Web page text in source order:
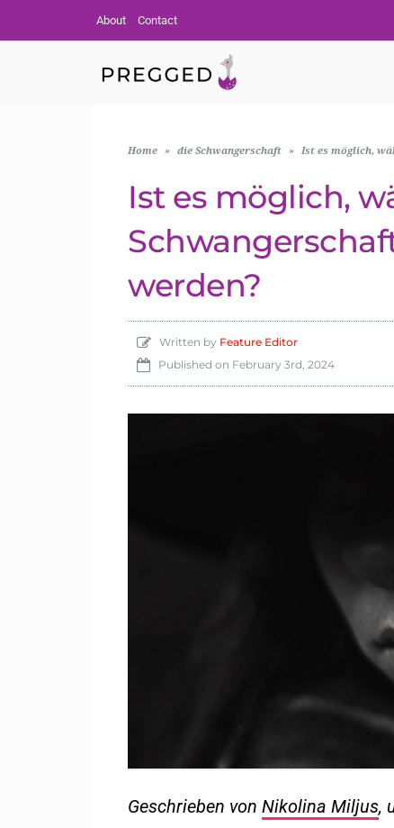
About
Contact
Home » die Schwangerschaft » Ist es möglich,
Ist es möglich,
werden?
Written by Feature Editor
Published on February 3rd, 2024
Geschrieben von Nikolina Miljus,